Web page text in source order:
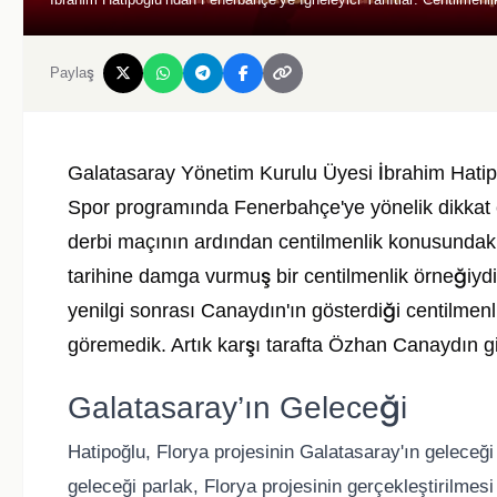
Paylaş
Galatasaray Yönetim Kurulu Üyesi İbrahim
Spor programında Fenerbahçe'ye yönelik
derbi maçının ardından centilmenlik
tarihine damga vurmuş bir centilmenlik
yenilgi sonrası Canaydın'ın gösterdiği
göremedik. Artık karşı tarafta Özhan Canaydın
Galatasaray’ın Geleceği
Hatipoğlu, Florya projesinin Galatasaray'ın geleceği
geleceği parlak, Florya projesinin gerçekleştirilmesi